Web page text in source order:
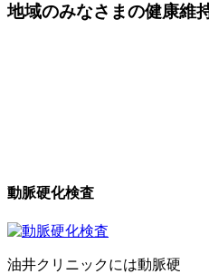
地域のみなさまの健康維
動脈硬化検査
油井クリニックには動脈硬